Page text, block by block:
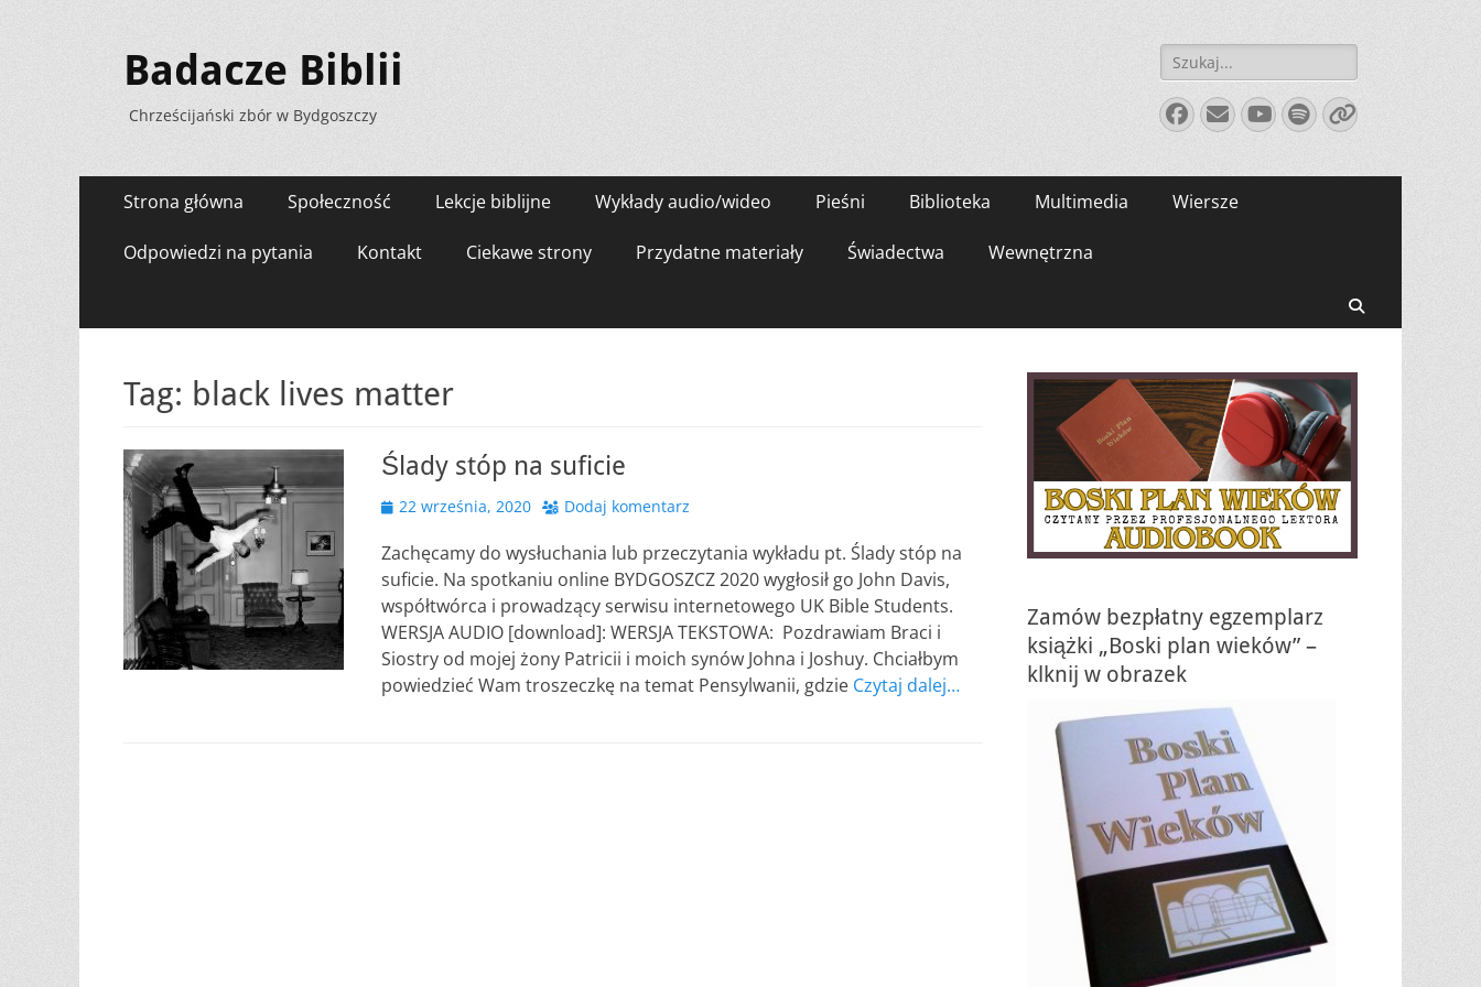
Badacze Biblii
Chrześcijański zbór w Bydgoszczy
Szukaj:
Facebook
E-
mail
YouTube
Spotify
Link
Menu
zawartości
Strona główna Społeczność Lekcje biblijne Wykłady audio/wideo Pieśni Biblioteka Multimedia Wiersze
Odpowiedzi na pytania Kontakt Ciekawe strony Przydatne materiały Świadectwa Wewnętrzna
Tag: black lives matter
Ślady stóp na suficie
Opublikowano
22 września, 2020 Dodaj komentarz
Zachęcamy do wysłuchania lub przeczytania wykładu pt. Ślady stóp na
suficie. Na spotkaniu online BYDGOSZCZ 2020 wygłosił go John Davis,
współtwórca i prowadzący serwisu internetowego UK Bible Students.
WERSJA AUDIO [download]: WERSJA TEKSTOWA: Pozdrawiam Braci i
Siostry od mojej żony Patricii i moich synów Johna i Joshuy. Chciałbym
powiedzieć Wam troszeczkę na temat Pensylwanii, gdzie Czytaj dalej…
Zamów bezpłatny egzemplarz
książki „Boski plan wieków” –
klknij w obrazek